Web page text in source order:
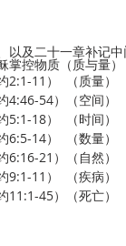
以及二十一章补记
掌控物质（质与量
2:1-11）  （质量）
4:46-54）（空间）
5:1-18）  （时间）
6:5-14）  （数量）
6:16-21）（自然）
9:1-11）  （疾病）
11:1-45）（死亡）